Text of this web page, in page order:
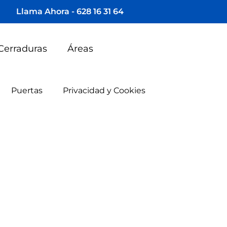
Llama Ahora - 628 16 31 64
Áreas
Puertas Privacidad y Cookies